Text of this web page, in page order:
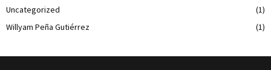
Uncategorized
(1)
Willyam Peña Gutiérrez
(1)